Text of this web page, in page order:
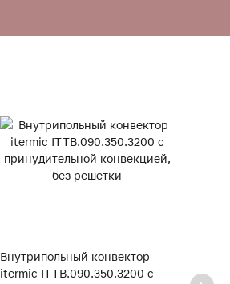
Внутрипольный конвектор
itermic ITTB.090.350.3200 с